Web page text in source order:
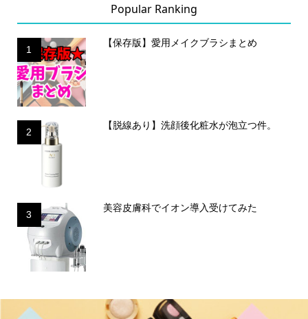
Popular Ranking
1
【保存版】愛用メイクブラシまとめ
2
【脱線あり】洗顔後化粧水が泡立つ件。
3
美容皮膚科でイオン導入受けてみた